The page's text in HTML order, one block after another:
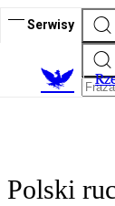
Serwisy
R
Polski